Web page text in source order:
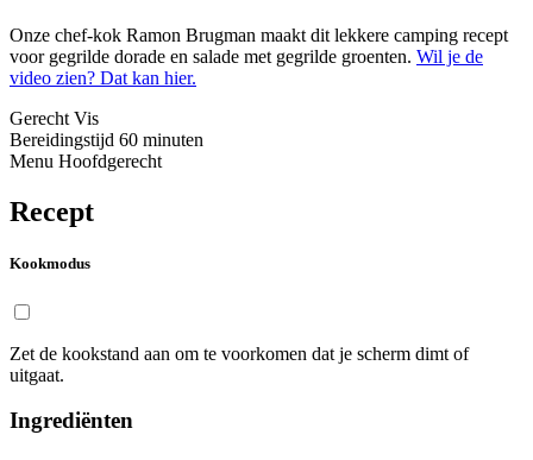
Onze chef-kok Ramon Brugman maakt dit lekkere camping recept
voor gegrilde dorade en salade met gegrilde groenten. Wil je de
video zien? Dat kan hier.
Gerecht Vis
Bereidingstijd 60 minuten
Menu Hoofdgerecht
Recept
Kookmodus
Zet de kookstand aan om te voorkomen dat je scherm dimt of
uitgaat.
Ingrediënten